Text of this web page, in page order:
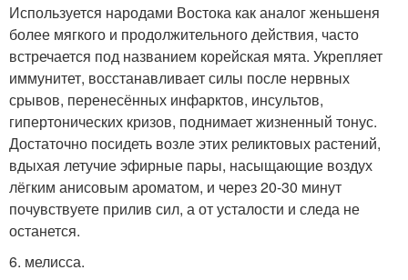
Используется народами Востока как аналог женьшеня
более мягкого и продолжительного действия, часто
встречается под названием корейская мята. Укрепляет
иммунитет, восстанавливает силы после нервных
срывов, перенесённых инфарктов, инсультов,
гипертонических кризов, поднимает жизненный тонус.
Достаточно посидеть возле этих реликтовых растений,
вдыхая летучие эфирные пары, насыщающие воздух
лёгким анисовым ароматом, и через 20-30 минут
почувствуете прилив сил, а от усталости и следа не
останется.
6. мелисса.